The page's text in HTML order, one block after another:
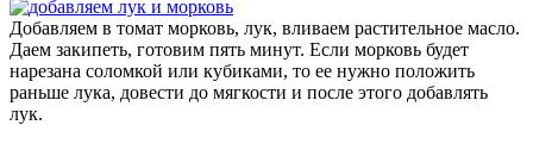
Добавляем в томат морковь, лук, вливаем растительное масло.
Даем закипеть, готовим пять минут. Если морковь будет
нарезана соломкой или кубиками, то ее нужно положить
раньше лука, довести до мягкости и после этого добавлять
лук.